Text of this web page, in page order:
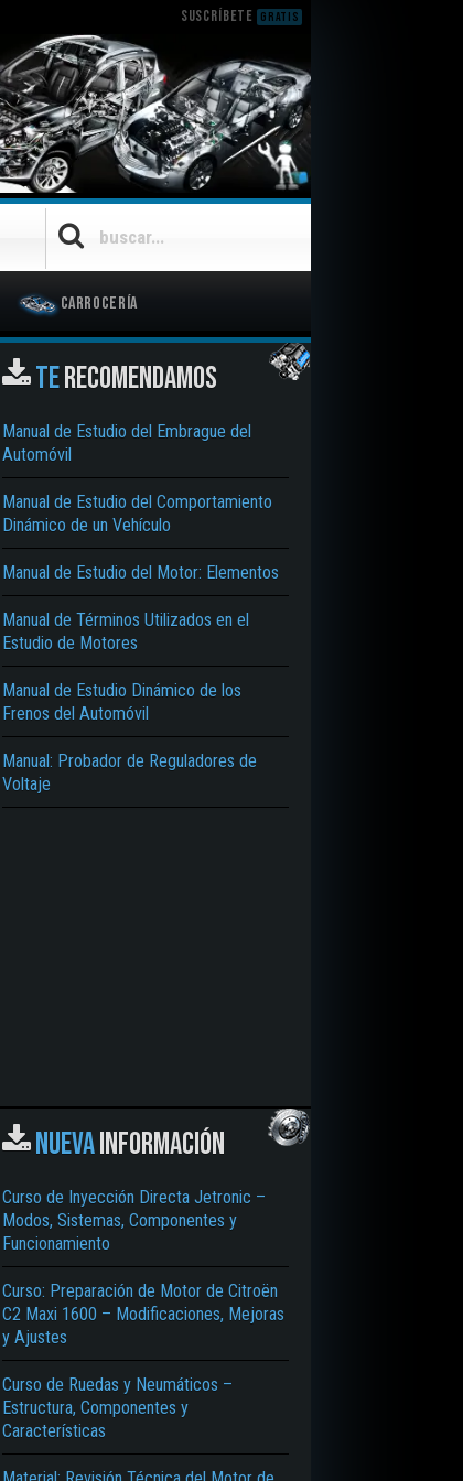
SUSCRÍBETE GRATIS
Carrocería
TERECOMENDAMOS
Manual de Estudio del Embrague del
Automóvil
Manual de Estudio del Comportamiento
Dinámico de un Vehículo
Manual de Estudio del Motor: Elementos
Manual de Términos Utilizados en el
Estudio de Motores
Manual de Estudio Dinámico de los
Frenos del Automóvil
Manual: Probador de Reguladores de
Voltaje
NUEVAINFORMACIÓN
Curso de Inyección Directa Jetronic –
Modos, Sistemas, Componentes y
Funcionamiento
Curso: Preparación de Motor de Citroën
C2 Maxi 1600 – Modificaciones, Mejoras
y Ajustes
Curso de Ruedas y Neumáticos –
Estructura, Componentes y
Características